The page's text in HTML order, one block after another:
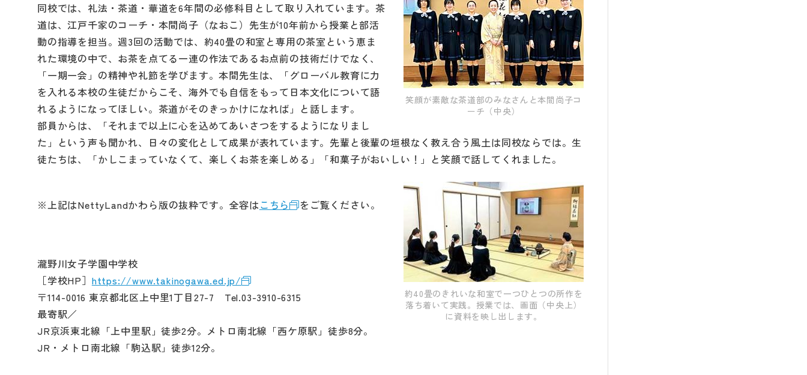
笑顔が素敵な茶道部のみなさんと本間尚子コ
ーチ（中央）
同校では、礼法・茶道・華道を6年間の必修科目として取り入れています。茶
道は、江戸千家のコーチ・本間尚子（なおこ）先生が10年前から授業と部活
動の指導を担当。週3回の活動では、約40畳の和室と専用の茶室という恵ま
れた環境の中で、お茶を点てる一連の作法であるお点前の技術だけでなく、
「一期一会」の精神や礼節を学びます。本間先生は、「グローバル教育に力
を入れる本校の生徒だからこそ、海外でも自信をもって日本文化について語
れるようになってほしい。茶道がそのきっかけになれば」と話します。
部員からは、「それまで以上に心を込めてあいさつをするようになりまし
た」という声も聞かれ、日々の変化として成果が表れています。先輩と後輩の垣根なく教え合う風土は同校ならでは。生
徒たちは、「かしこまっていなくて、楽しくお茶を楽しめる」「和菓子がおいしい！」と笑顔で話してくれました。
約40畳のきれいな和室で一つひとつの所作を
落ち着いて実践。授業では、画面（中央上）
に資料を映し出します。
※上記はNettyLandかわら版の抜粋です。全容はこちら をご覧ください。
瀧野川女子学園中学校
［学校HP］ https://www.takinogawa.ed.jp/
〒114-0016 東京都北区上中里1丁目27-7 Tel.03-3910-6315
最寄駅／
JR京浜東北線「上中里駅」徒歩2分。メトロ南北線「西ケ原駅」徒歩8分。
JR・メトロ南北線「駒込駅」徒歩12分。